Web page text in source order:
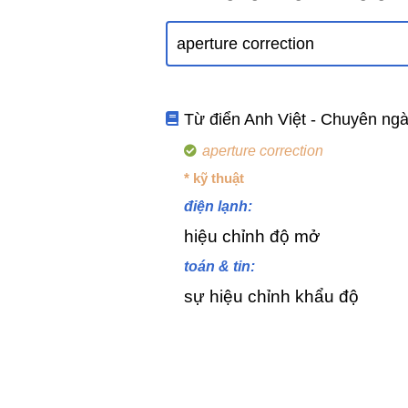
Từ điển Anh Việt - Chuyên
aperture correction
* kỹ thuật
điện lạnh:
hiệu chỉnh độ mở
toán & tin:
sự hiệu chỉnh khẩu độ